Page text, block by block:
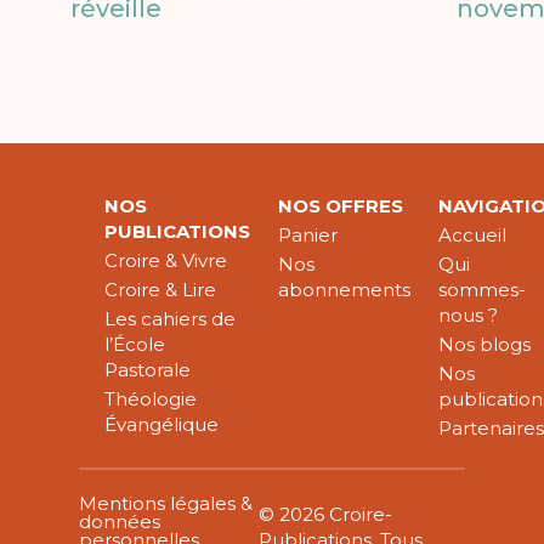
réveille
NOS
PUBLICATIONS
Croire & Vivre
Croire & Lire
Les cahiers de
l’École
Pastorale
Théologie
Évangélique
NOS OFFRES
Panier
Nos
abonnements
Accueil
Qui
sommes-
nous ?
Nos blogs
Nos
Partenaires
Mentions légales &
données
© 2026 Croire-